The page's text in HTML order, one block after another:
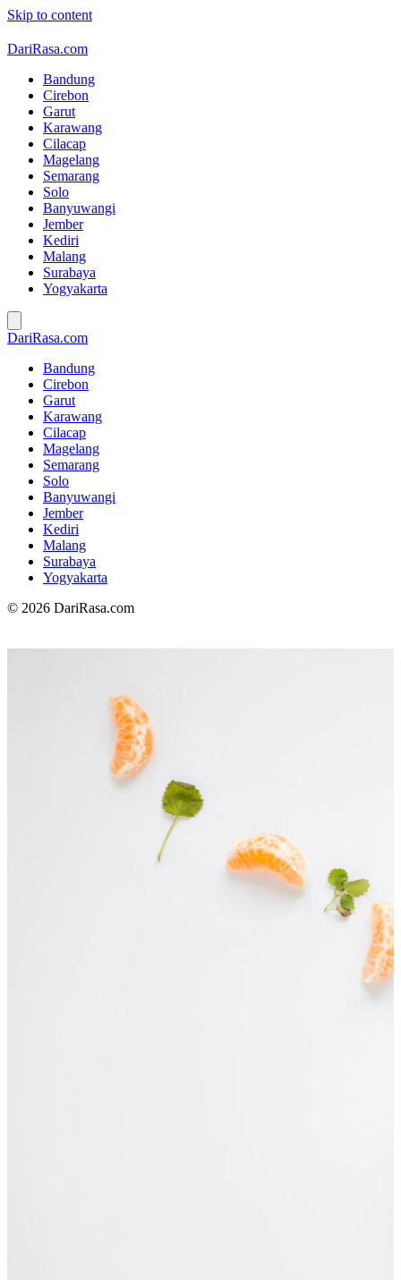
Skip to content
DariRasa.com
Bandung
Cirebon
Garut
Karawang
Cilacap
Magelang
Semarang
Solo
Banyuwangi
Jember
Kediri
Malang
Surabaya
Yogyakarta
DariRasa.com
Bandung
Cirebon
Garut
Karawang
Cilacap
Magelang
Semarang
Solo
Banyuwangi
Jember
Kediri
Malang
Surabaya
Yogyakarta
© 2026 DariRasa.com